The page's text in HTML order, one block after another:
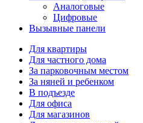
Аналоговые
Цифровые
Вызывные панели
Для квартиры
Для частного дома
За парковочным местом
За няней и ребенком
В подъезде
Для офиса
Для магазинов